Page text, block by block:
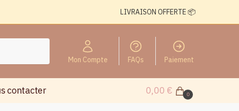
LIVRAISON OFFERTE 📦
Mon Compte FAQs Paiement
contacter 0,00 € 0